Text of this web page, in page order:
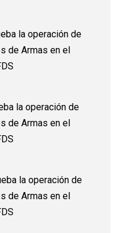
la operación de
de Armas en el
la operación de
de Armas en el
la operación de
de Armas en el